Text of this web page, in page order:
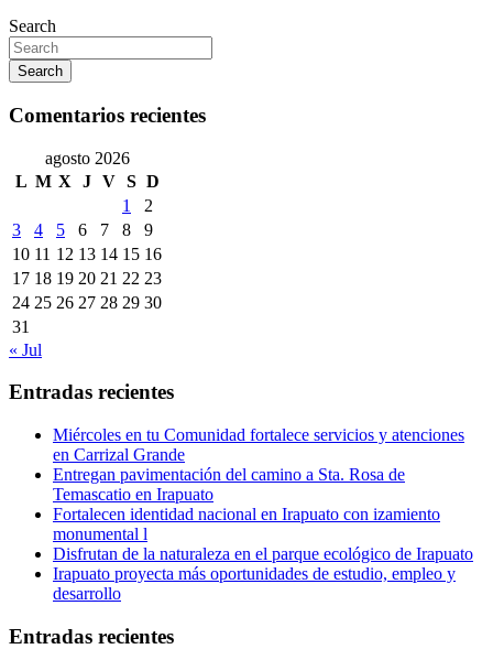
Search
Search
Comentarios recientes
agosto 2026
L M X J V S D
1
2
3
4 5 6 7 8
9
10 11 12 13 14 15 16
17 18 19 20 21 22 23
24 25 26 27 28 29 30
31
« Jul
Entradas recientes
Miércoles en tu Comunidad fortalece servicios y atenciones
en Carrizal Grande
Entregan pavimentación del camino a Sta. Rosa de
Temascatio en Irapuato
Fortalecen identidad nacional en Irapuato con izamiento
monumental l
Disfrutan de la naturaleza en el parque ecológico de Irapuato
Irapuato proyecta más oportunidades de estudio, empleo y
desarrollo
Entradas recientes